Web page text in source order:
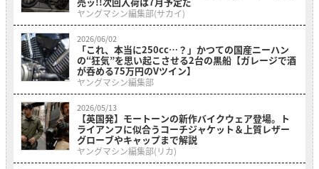
ヤングマシン編集部(サカイ)
2026/06/02
「これ、本当に250cc…？」かつての国産ニーハン
の“狂気”を思い起こさせる2台の黒船【ガレージで酒
が呑める75万円のVツイン】
ヤングマシン編集部
2026/05/13
【英国発】モートーンの新作バイクウェア登場。ト
ライアンフに似合うコーチジャケット＆上質レザー
グローブやキャップまで解説
ヤングマシン編集部(リカ)